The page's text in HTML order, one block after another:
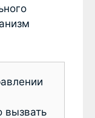
вызвать